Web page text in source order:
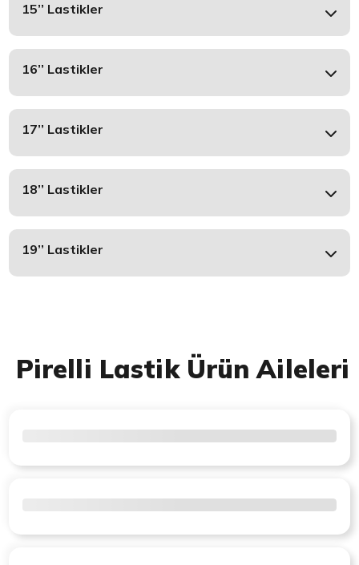
15’’ Lastikler
16’’ Lastikler
17’’ Lastikler
18’’ Lastikler
19’’ Lastikler
Pirelli Lastik Ürün Aileleri